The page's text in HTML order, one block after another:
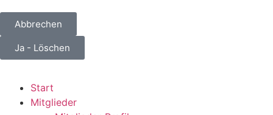
Abbrechen
Ja - Löschen
Start
Mitglieder